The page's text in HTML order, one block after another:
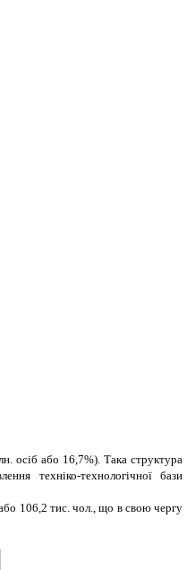
осіб або 16,7%). Така структура
техніко-технологічної бази
або 106,2 тис. чол., що в свою чергу